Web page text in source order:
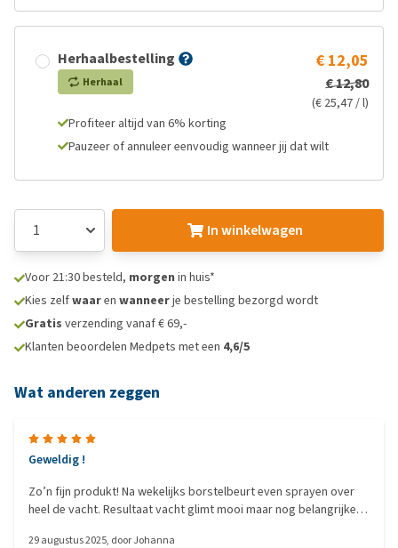
Herhaalbestelling
Herhaal
€ 12,05
€ 12,80
(€ 25,47 / l)
Profiteer altijd van 6% korting
Pauzeer of annuleer eenvoudig wanneer jij dat wilt
In winkelwagen
Voor 21:30 besteld, morgen in huis*
Kies zelfwaaren wanneerje bestelling bezorgd wordt
Gratis verzending vanaf € 69,-
Klanten beoordelen Medpets met een 4,6/5
Wat anderen zeggen
Geweldig !
Zo’n fijn produkt! Na wekelijks borstelbeurt even sprayen over
heel de vacht. Resultaat vacht glimt mooi maar nog belangrijker:
29 augustus 2025, doorJohanna